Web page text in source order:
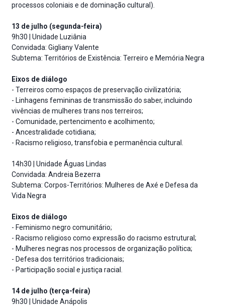
processos coloniais e de dominação cultural).
13 de julho (segunda-feira)
9h30 | Unidade Luziânia
Convidada: Gigliany Valente
Subtema: Territórios de Existência: Terreiro e Memória Negra
Eixos de diálogo
- Terreiros como espaços de preservação civilizatória;
- Linhagens femininas de transmissão do saber, incluindo
vivências de mulheres trans nos terreiros;
- Comunidade, pertencimento e acolhimento;
- Ancestralidade cotidiana;
- Racismo religioso, transfobia e permanência cultural.
14h30 | Unidade Águas Lindas
Convidada: Andreia Bezerra
Subtema: Corpos-Territórios: Mulheres de Axé e Defesa da
Vida Negra
Eixos de diálogo
- Feminismo negro comunitário;
- Racismo religioso como expressão do racismo estrutural;
- Mulheres negras nos processos de organização política;
- Defesa dos territórios tradicionais;
- Participação social e justiça racial.
14 de julho (terça-feira)
9h30 | Unidade Anápolis